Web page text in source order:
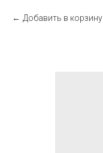
Добавить в корзину